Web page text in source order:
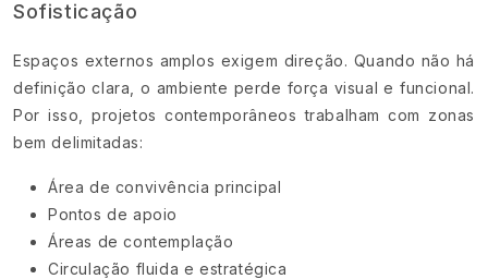
Sofisticação
Espaços externos amplos exigem direção. Quando não há
definição clara, o ambiente perde força visual e funcional.
Por isso, projetos contemporâneos trabalham com zonas
bem delimitadas:
Área de convivência principal
Pontos de apoio
Áreas de contemplação
Circulação fluida e estratégica